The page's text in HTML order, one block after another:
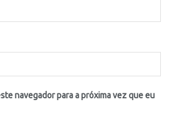
navegador para a próxima vez que eu